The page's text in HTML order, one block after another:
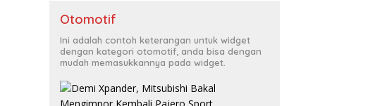
Otomotif
Ini adalah contoh keterangan untuk widget
dengan kategori otomotif, anda bisa dengan
mudah memasukkannya pada widget.